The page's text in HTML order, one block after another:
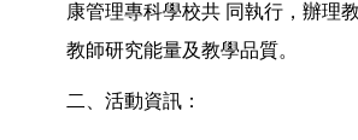
康管理專科學校共 同執行，辦理
教師研究能量及教學品質。
二、活動資訊：